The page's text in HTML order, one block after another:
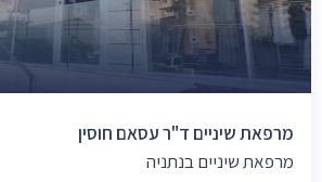
מרפאת שיניים ד"ר עסאם חוסין
מרפאת שיניים בנתניה